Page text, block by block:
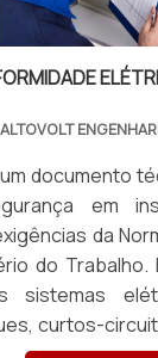
com a
a
para a
trabalho mais
ALTOVOLT
um documento
em
da
do Trabalho.
sistemas
curtos-